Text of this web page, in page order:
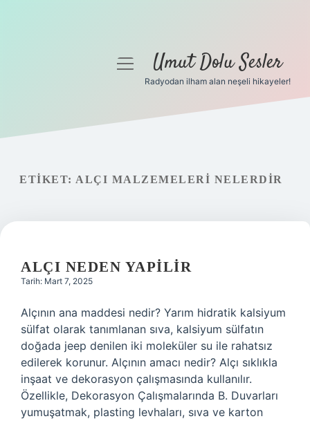
Gizlilik Politikası
menüyüUmut Dolu Sesler
Radyodan ilham alan neşeli hikayeler!
ETIKET: ALÇI MALZEMELERI NELERDIR
ALÇI NEDEN YAPILIR
Tarih: Mart 7, 2025
Alçının ana maddesi nedir? Yarım hidratik kalsiyum
sülfat olarak tanımlanan sıva, kalsiyum sülfatın
doğada jeep denilen iki moleküler su ile rahatsız
edilerek korunur. Alçının amacı nedir? Alçı sıklıkla
inşaat ve dekorasyon çalışmasında kullanılır.
Özellikle, Dekorasyon Çalışmalarında B. Duvarları
yumuşatmak, plasting levhaları, sıva ve karton